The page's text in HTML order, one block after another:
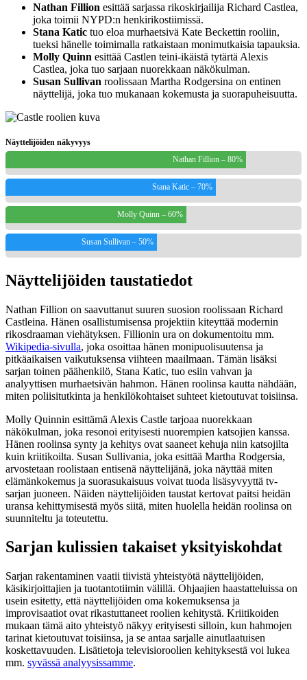
Nathan Fillion esittää sarjassa rikoskirjailija Richard Castlea,
joka toimii NYPD:n henkirikostiimissä.
Stana Katic tuo eloa murhaetsivä Kate Beckettin rooliin,
tueksi hänelle toimimalla ratkaistaan monimutkaisia tapauksia.
Molly Quinn esittää Castlen teini-ikäistä tytärtä Alexis
Castlea, joka tuo sarjaan nuorekkaan näkökulman.
Susan Sullivan roolissaan Martha Rodgersina on entinen
näyttelijä, joka tuo mukanaan kokemusta ja suorapuheisuutta.
Näyttelijöiden näkyvyys
Nathan Fillion – 80%
Stana Katic – 70%
Molly Quinn – 60%
Susan Sullivan – 50%
Näyttelijöiden taustatiedot
Nathan Fillion on saavuttanut suuren suosion roolissaan Richard
Castleina. Hänen osallistumisensa projektiin kiteyttää modernin
rikosdraaman viehätyksen. Fillionin ura on dokumentoitu mm.
Wikipedia-sivulla, joka osoittaa hänen monipuolisuutensa ja
pitkäaikaisen vaikutuksensa viihteen maailmaan. Tämän lisäksi
sarjan toinen päähenkilö, Stana Katic, tuo esiin vahvan ja
analyyttisen murhaetsivän hahmon. Hänen roolinsa kautta nähdään,
miten poliisitutkinta ja henkilökohtaiset suhteet kietoutuvat toisiinsa.
Molly Quinnin esittämä Alexis Castle tarjoaa nuorekkaan
näkökulman, joka resonoi erityisesti nuorempien katsojien kanssa.
Hänen roolinsa synty ja kehitys ovat saaneet kehuja niin katsojilta
kuin kriitikoilta. Susan Sullivania, joka esittää Martha Rodgersia,
arvostetaan roolistaan entisenä näyttelijänä, joka näyttää miten
elämänkokemus ja suorasukaisuus voivat tuoda lisäsyvyyttä tv-
sarjan juoneen. Näiden näyttelijöiden taustat kertovat paitsi heidän
uransa kehittymisestä myös siitä, miten huolella heidän roolinsa on
suunniteltu ja toteutettu.
Sarjan kulissien takaiset yksityiskohdat
Sarjan rakentaminen vaatii tiivistä yhteistyötä näyttelijöiden,
käsikirjoittajien ja tuotantotiimin välillä. Ohjaajien haastatteluissa on
usein esitetty, että näyttelijöiden oma kokemuksensa ja
improvisaatiot ovat rikastuttaneet roolien kehitystä. Kriitikoiden
mukaan tämä aito yhteistyö näkyy erityisesti silloin, kun hahmojen
tarinat kietoutuvat toisiinsa, ja se antaa sarjalle ainutlaatuisen
koskettavuuden. Lisätietoja televisioroolien kehityksestä voi lukea
mm. syvässä analyysissamme.